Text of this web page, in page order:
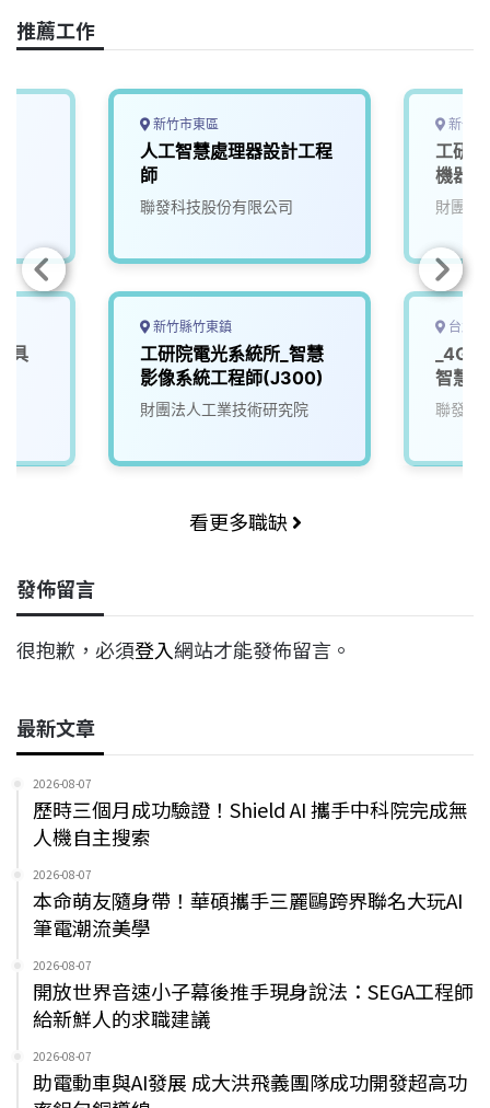
e
b
o
a
s
e
I
n
L
n
推薦工作
具
新竹市東區
人工智慧處理器設計工程
師
聯發科技股份有限公司
新竹縣竹東鎮
工研院電光系統所_智慧
影像系統工程師(J300)
財團法人工業技術研究院
新竹
工研
機器
財團法
台北
_4G/
智慧
聯發科
看更多職缺
發佈留言
很抱歉，必須登入網站才能發佈留言。
最新文章
2026-08-07
歷時三個月成功驗證！Shield AI 攜手中科院完成無
人機自主搜索
2026-08-07
本命萌友隨身帶！華碩攜手三麗鷗跨界聯名大玩AI
筆電潮流美學
2026-08-07
開放世界音速小子幕後推手現身說法：SEGA工程師
給新鮮人的求職建議
2026-08-07
助電動車與AI發展 成大洪飛義團隊成功開發超高功